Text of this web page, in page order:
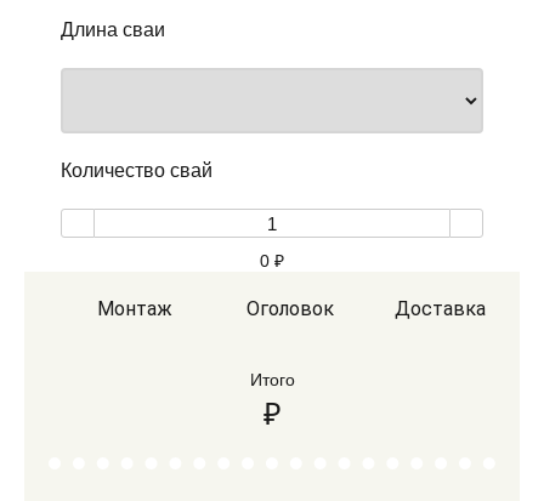
Длина сваи
Количество свай
0 ₽
Монтаж Оголовок Доставка
Итого
₽